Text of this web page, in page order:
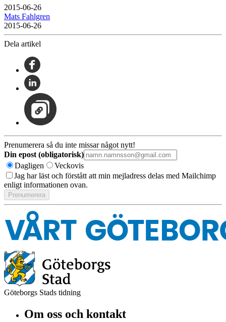
2015-06-26
Mats Fahlgren
2015-06-26
Dela artikel
Prenumerera så du inte missar något nytt!
Din epost (obligatorisk)
Dagligen
Veckovis
Jag har läst och förstått att min mejladress delas med Mailchimp
enligt informationen ovan.
Göteborgs Stads tidning
Om oss och kontakt